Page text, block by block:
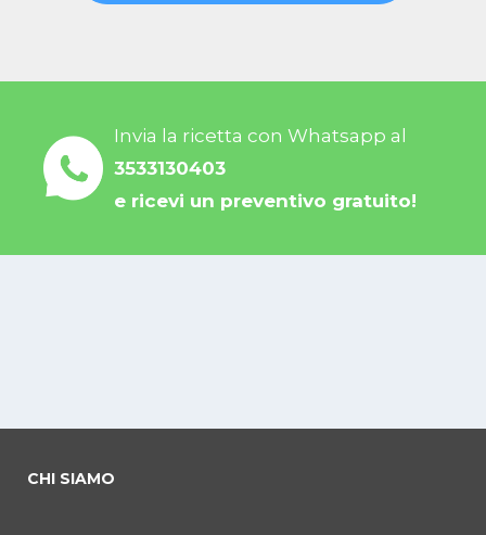
Invia la ricetta con Whatsapp al
3533130403
e ricevi un preventivo gratuito!
CHI SIAMO